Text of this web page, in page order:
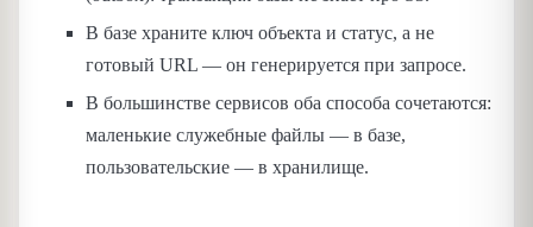
В базе храните ключ объекта и статус, а не
готовый URL — он генерируется при запросе.
В большинстве сервисов оба способа сочетаются:
маленькие служебные файлы — в базе,
пользовательские — в хранилище.